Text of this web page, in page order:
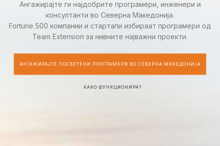
Ангажирајте ги најдобрите програмери, инженери и
консултанти во Северна Македонија.
Fortune 500 компании и стартапи избираат програмери од
Team Extension за нивните најважни проекти.
АНГАЖИРАЈТЕ ПОСВЕТЕНИ ПРОГРАМЕРИ ВО СЕВЕРНА МАКЕДОНИЈА
КАКО ФУНКЦИОНИРА?